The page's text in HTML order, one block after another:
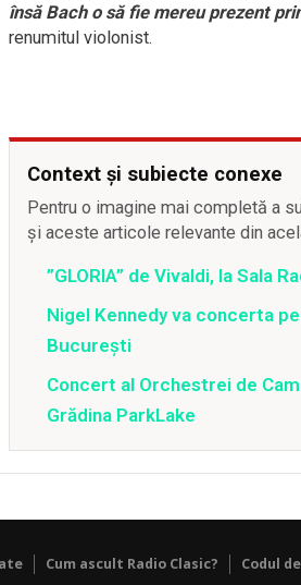
însă Bach o să fie mereu prezent
renumitul violonist.
Context și subiecte conexe
Pentru o imagine mai completă a
și aceste articole relevante din
”GLORIA” de Vivaldi, la Sala
Nigel Kennedy va concerta
Bucureşti
Concert al Orchestrei de
Grădina ParkLake
Cum ascult Radio Clasic? Codul